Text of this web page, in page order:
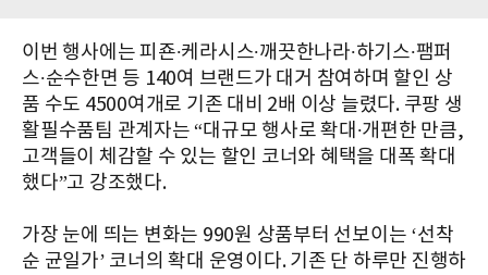
이번 행사에는 피죤∙케라시스∙깨끗한나라∙하기스∙팸퍼
스∙순수한면 등 140여 브랜드가 대거 참여하며 할인 상
품 수도 4500여개로 기존 대비 2배 이상 늘렸다. 쿠팡 생
활필수품팀 관계자는 “대규모 행사로 확대∙개편한 만큼,
고객들이 체감할 수 있는 할인 코너와 혜택을 대폭 확대
했다”고 강조했다.
가장 눈에 띄는 변화는 990원 상품부터 선보이는 ‘선착
순 균일가’ 코너의 확대 운영이다. 기존 단 하루만 진행하